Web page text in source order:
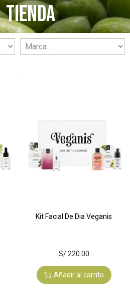
Tienda
Kit Facial De Dia Veganis
S/220.00
Añadir al carrito